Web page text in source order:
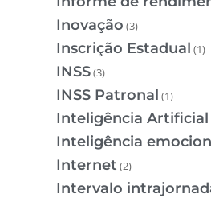
Inovação (3)
Inscrição Estadual (1)
INSS(3)
INSS Patronal (1)
Inteligência Artificial
Inteligência
Internet (2)
Intervalo